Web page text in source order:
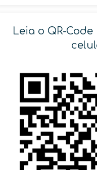
SOLICITAR
Leia o QR-